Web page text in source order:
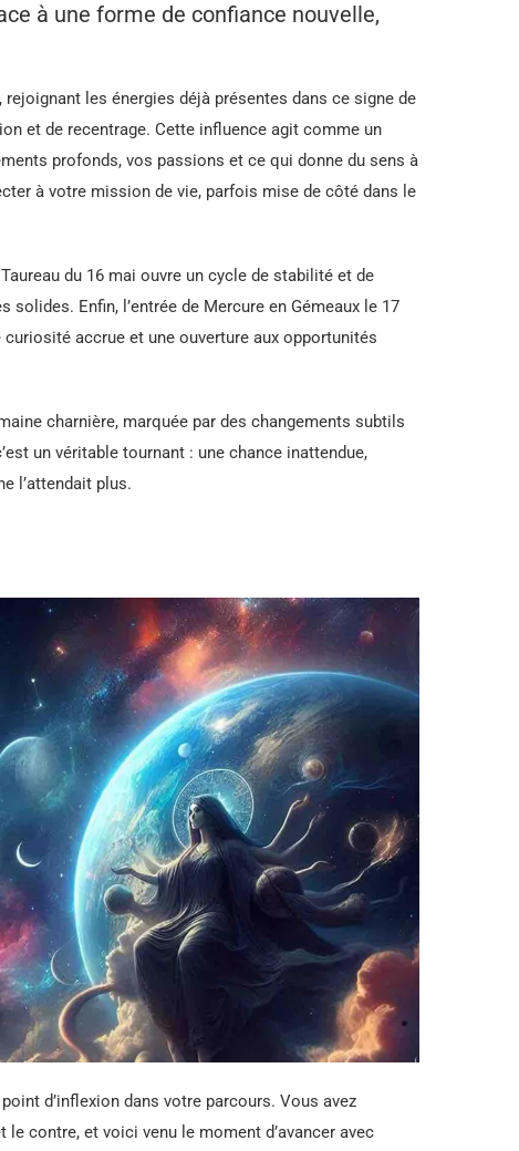
à une forme de confiance nouvelle,
rejoignant les énergies déjà présentes dans ce signe de
et de recentrage. Cette influence agit comme un
profonds, vos passions et ce qui donne du sens à
à votre mission de vie, parfois mise de côté dans le
du 16 mai ouvre un cycle de stabilité et de
solides. Enfin, l’entrée de Mercure en Gémeaux le 17
accrue et une ouverture aux opportunités
charnière, marquée par des changements subtils
un véritable tournant : une chance inattendue,
l’attendait plus.
d’inflexion dans votre parcours. Vous avez
contre, et voici venu le moment d’avancer avec